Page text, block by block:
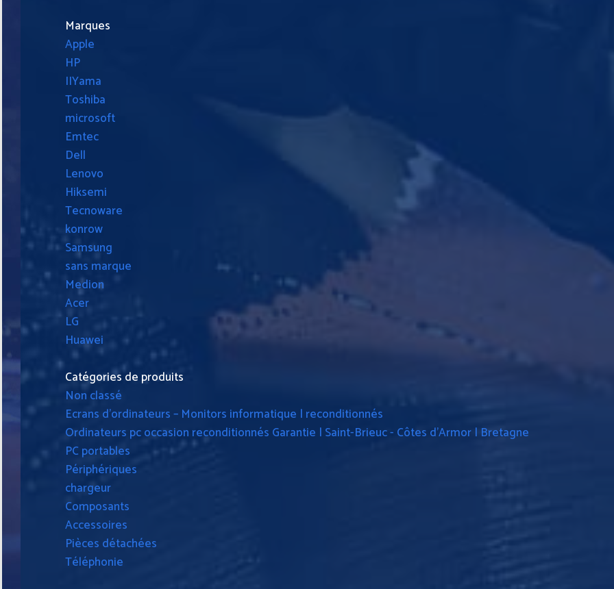
Marques
Apple
HP
IIYama
Toshiba
microsoft
Emtec
Dell
Lenovo
Hiksemi
Tecnoware
konrow
Samsung
sans marque
Medion
Acer
LG
Huawei
Catégories de produits
Non classé
Ecrans d'ordinateurs – Monitors informatique | reconditionnés
Ordinateurs pc occasion reconditionnés Garantie | Saint-Brieuc - Côtes d'Armor | Bretagne
PC portables
Périphériques
chargeur
Composants
Accessoires
Pièces détachées
Téléphonie